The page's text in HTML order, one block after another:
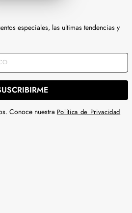
especiales, las ultimas tendencias y
Conoce nuestra Política de Privacidad